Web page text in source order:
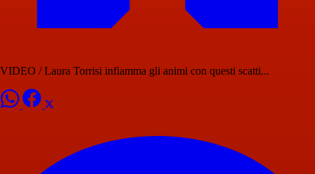
VIDEO / Laura Torrisi infiamma gli animi con questi scatti...